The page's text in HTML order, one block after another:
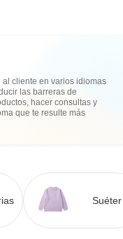
cliente en varios idiomas
las barreras de
hacer consultas y
que te resulte más
Suéter